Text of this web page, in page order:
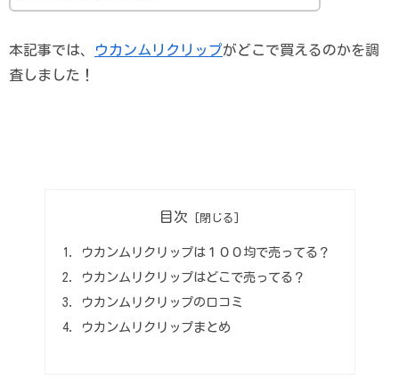
本記事では、 ウカンムリクリップがどこで買えるのかを調
査しました！
目次
ウカンムリクリップは１００均で売ってる？
ウカンムリクリップはどこで売ってる？
ウカンムリクリップの口コミ
ウカンムリクリップまとめ